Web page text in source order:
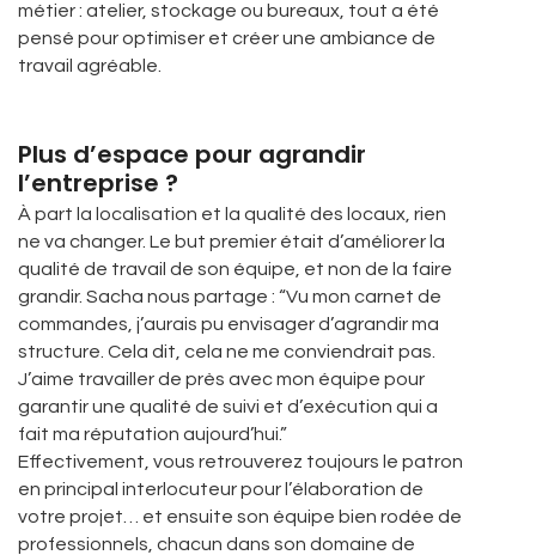
métier : atelier, stockage ou bureaux, tout a été
pensé pour optimiser et créer une ambiance de
travail agréable.
Plus d’espace pour agrandir
l’entreprise ?
À part la localisation et la qualité des locaux, rien
ne va changer. Le but premier était d’améliorer la
qualité de travail de son équipe, et non de la faire
grandir. Sacha nous partage : “Vu mon carnet de
commandes, j’aurais pu envisager d’agrandir ma
structure. Cela dit, cela ne me conviendrait pas.
J’aime travailler de près avec mon équipe pour
garantir une qualité de suivi et d’exécution qui a
fait ma réputation aujourd’hui.”
Effectivement, vous retrouverez toujours le patron
en principal interlocuteur pour l’élaboration de
votre projet… et ensuite son équipe bien rodée de
professionnels, chacun dans son domaine de